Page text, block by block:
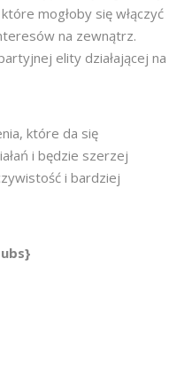
mogłoby się włączyć
na zewnątrz.
elity działającej na
które da się
i będzie szerzej
i bardziej